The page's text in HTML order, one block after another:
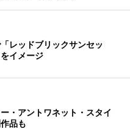
レッドブリックサンセッ
イメージ
・アントワネット・スタイ
品も